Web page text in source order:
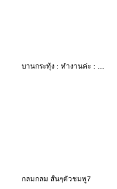
กลมกลม สั้นๆตัวชมพู7